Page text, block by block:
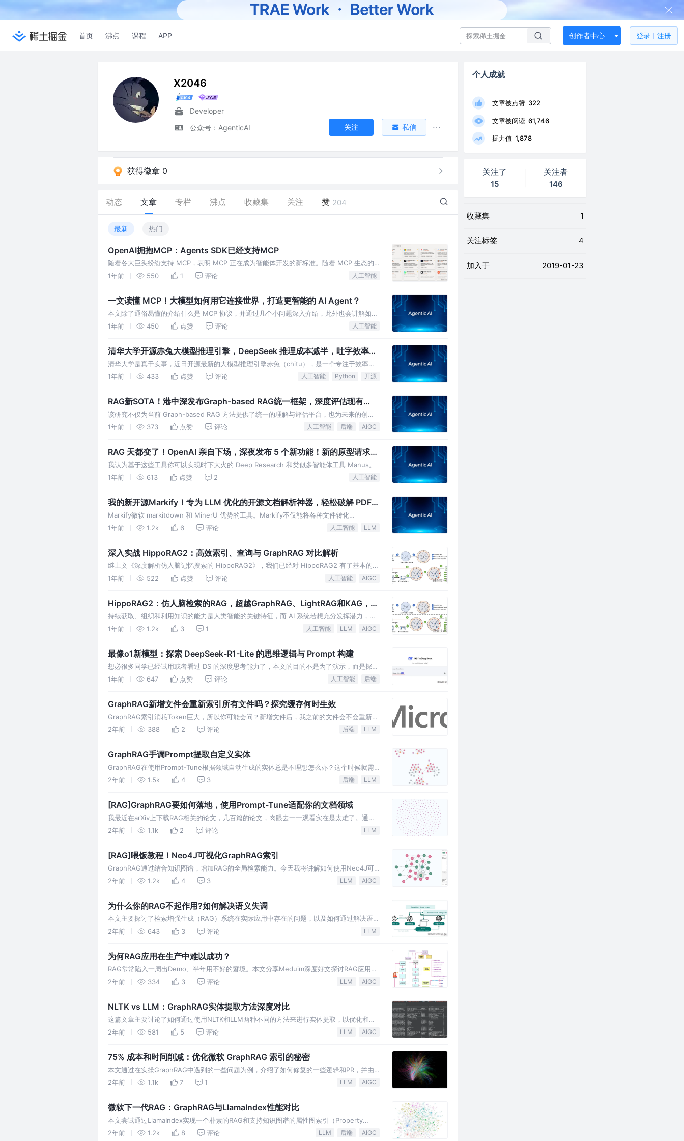
首页 沸点 课程 APP 创作者中心 登录 注册
X2046
Developer
公众号：AgenticAI
关注 私信
获得徽章 0
动态 文章 专栏 沸点 收藏集 关注 赞 204
最新 热门
OpenAI拥抱MCP：Agents SDK已经支持MCP
随着各大巨头纷纷支持 MCP，表明 MCP 正在成为智能体开发的新标准。随着 MCP 生态的
不断壮大，我们预计未来会有更多第三方工具、API、插件基于 MCP 进行集成，让大模型应
1年前 550 1 评论 人工智能
一文读懂 MCP！大模型如何用它连接世界，打造更智能的 AI Agent？
本文除了通俗易懂的介绍什么是 MCP 协议，并通过几个小问题深入介绍，此外也会讲解如何
开发一个自己的 MCP Server。
1年前 450 点赞 评论 人工智能
清华大学开源赤兔大模型推理引擎，DeepSeek 推理成本减半，吐字效率翻
倍
清华大学是真干实事，近日开源最新的大模型推理引擎赤兔（chitu），是一个专注于效率、
灵活性和可用性的高性能大语言模型推理框架。所谓人中吕布，马中赤兔，名字寓意很好。
1年前 433 点赞 评论 人工智能 Python 开源
RAG新SOTA！港中深发布Graph-based RAG统一框架，深度评估现有
Graph-based RAG框架！
该研究不仅为当前 Graph-based RAG 方法提供了统一的理解与评估平台，也为未来的创新
与实践开辟了新的路径。研究人员相信，通过更深入地理解现有方法的行为与效果，能为未来
1年前 373 点赞 评论 人工智能 后端 AIGC
RAG 天都变了！OpenAI 亲自下场，深夜发布 5 个新功能！新的原型请求接
口，开发者必看！
我认为基于这些工具你可以实现时下大火的 Deep Research 和类似多智能体工具 Manus。
1年前
613 点赞 2 人工智能
我的新开源Markify！专为 LLM 优化的开源文档解析神器，轻松破解 PDF
难题！融合MinerU和markitdown!
Markify微软 markitdown 和 MinerU 优势的工具。Markify不仅能将各种文件转化
markdown格式，还借助mineru高效精准解析PDF，也巧妙绕过AGPL传染问题无缝集成
1年前 1.2k 6 评论 人工智能 LLM
深入实战 HippoRAG2：高效索引、查询与 GraphRAG 对比解析
继上文《深度解析仿人脑记忆搜索的 HippoRAG2》，我们已经对 HippoRAG2 有了基本的了
解。本篇将更聚焦于实践部分，探讨如何配置和运行 HippoRAG2，包括测试评估和索引自定
1年前 522 点赞 评论 人工智能 AIGC
HippoRAG2：仿人脑检索的RAG，超越GraphRAG、LightRAG和KAG，成
本骤降12倍！
持续获取、组织和利用知识的能力是人类智能的关键特征，而 AI 系统若想充分发挥潜力，也
必须具备这一能力。近期，一些 RAG 方法通过引入知识图谱等结构来增强对信息的理解和联
1年前 1.2k 3 1 人工智能 LLM AIGC
最像o1新模型：探索 DeepSeek-R1-Lite 的思维逻辑与 Prompt 构建
想必很多同学已经试用或者看过 DS 的深度思考能力了，本文的目的不是为了演示，而是探究
DS 背后的思考的逻辑，并尝试编写 Prompt 让 DS 自己推导思考过程，用魔法打败魔法。
1年前 647 点赞 评论 人工智能 后端
GraphRAG新增文件会重新索引所有文件吗？探究缓存何时生效
GraphRAG索引消耗Token巨大，所以你可能会问？新增文件后，我之前的文件会不会重新索
引一次啊？什么情况下会利用缓存呢？本文带你一探究竟。
2年前 388 2 评论 后端 LLM
GraphRAG手调Prompt提取自定义实体
GraphRAG在使用Prompt-Tune根据领域自动生成的实体总是不理想怎么办？这个时候就需
要手动调整啦，当然我们还需要借助ChatGPT类的助手帮助我们生成一些Example。
2年前 1.5k 4 3 后端 LLM
[RAG]GraphRAG要如何落地，使用Prompt-Tune适配你的文档领域
我最近在arXiv上下载RAG相关的论文，几百篇的论文，肉眼去一一观看实在是太难了。通过
强大的GraphRAG索引这些文章的摘要，我希望GraphRAG能够根据实体提取和社群分区，能
2年前 1.1k 2 评论 LLM
[RAG]喂饭教程！Neo4J可视化GraphRAG索引
GraphRAG通过结合知识图谱，增加RAG的全局检索能力。今天我将讲解如何使用Neo4J可
视化GraphRAG索引的结果，以便进一步的处理、分析，以小说提取的实体《仙逆》为例，一
2年前 1.2k 4 3 LLM AIGC
为什么你的RAG不起作用?如何解决语义失调
本文主要探讨了检索增强生成（RAG）系统在实际应用中存在的问题，以及如何通过解决语义
失谐等问题，提高RAG的性能，使其更接近生产环境。
2年前 643 3 评论 LLM
为何RAG应用在生产中难以成功？
RAG常常陷入一周出Demo、半年用不好的窘境。本文分享Meduim深度好文探讨RAG应用程
序常见的陷阱和成功部署的见解。
2年前 334 3 评论 LLM AIGC
NLTK vs LLM：GraphRAG实体提取方法深度对比
这篇文章主要讨论了如何通过使用NLTK和LLM两种不同的方法来进行实体提取，以优化和比
较在GraphRAG中的应用效果。
2年前 581 5 评论 LLM AIGC
75% 成本和时间削减：优化微软 GraphRAG 索引的秘密
本文通过在实操GraphRAG中遇到的一些问题为例，介绍了如何修复的一些逻辑和PR，并由
此提出了大幅缩减索引时间和成本的PR，希望本文对你有所帮助。
2年前 1.1k 7 1 LLM AIGC
微软下一代RAG：GraphRAG与LlamaIndex性能对比
本文尝试通过LlamaIndex实现一个朴素的RAG和支持知识图谱的属性图索引（Property
Graph Index），以此来分别比较他们在总结整体故事脉络，实体关系上的区别。
2年前 1.2k 8 评论 LLM 后端 AIGC
个人成就
文章被点赞 322
文章被阅读 61,746
掘力值 1,878
关注了
15
关注者
146
收藏集 1
关注标签 4
加入于 2019-01-23